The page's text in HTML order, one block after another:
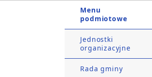
Menu
podmiotowe
Jednostki
organizacyjne
Rada gminy